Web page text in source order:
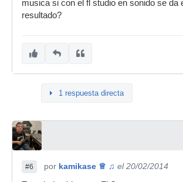
musica si con el fl studio en sonido se da
resultado?
1 respuesta directa
#6 por kamikase ♕ ♫ el 20/02/2014